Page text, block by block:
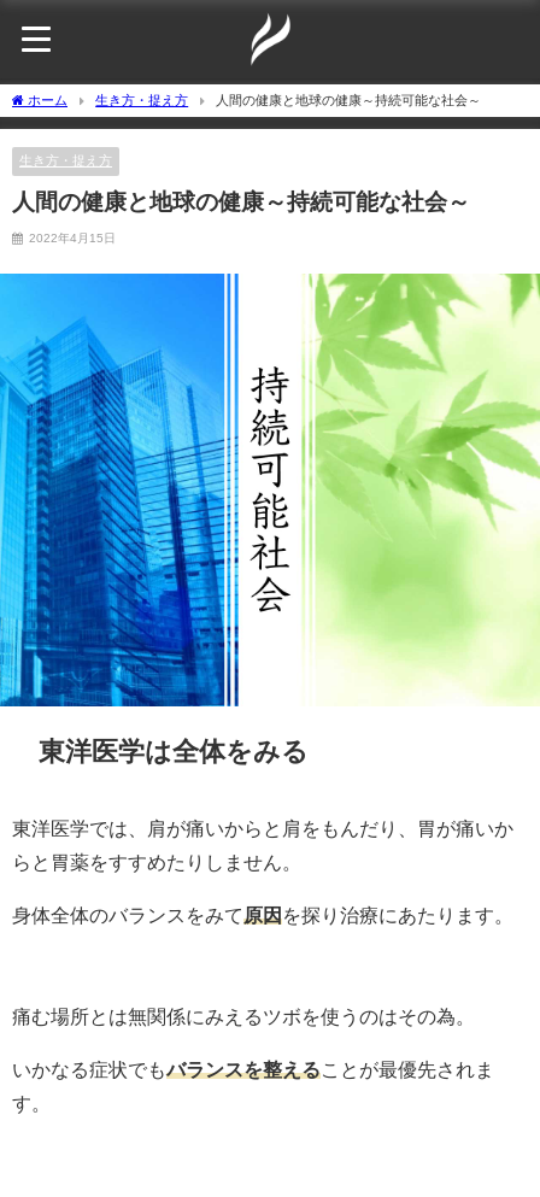
ホーム 生き方・捉え方 人間の健康と地球の健康～持続可能な社会～
生き方・捉え方
人間の健康と地球の健康～持続可能な社会～
2022年4月15日
東洋医学は全体をみる
東洋医学では、肩が痛いからと肩をもんだり、胃が痛いか
らと胃薬をすすめたりしません。
身体全体のバランスをみて原因を探り治療にあたります。
痛む場所とは無関係にみえるツボを使うのはその為。
いかなる症状でもバランスを整えることが最優先されま
す。